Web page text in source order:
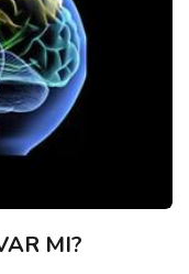
MI?